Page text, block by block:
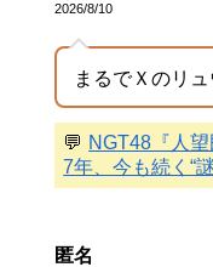
2026/8/10
まるでＸのリ
💬 NGT48『人
7年、今も続く“
匿名